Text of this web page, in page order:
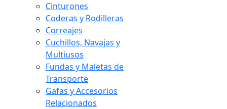
Cinturones
Coderas y Rodilleras
Correajes
Cuchillos, Navajas y
Multiusos
Fundas y Maletas de
Transporte
Gafas y Accesorios
Relacionados